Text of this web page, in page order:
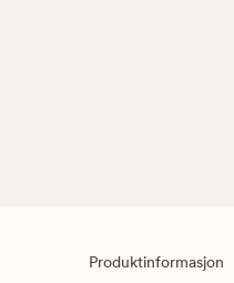
Produktinformasjon